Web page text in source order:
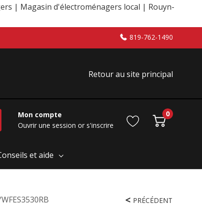
| Magasin d'électroménagers local | Rouyn-
819-762-1490
Retour au site principal
Mon compte
Ouvrir une session or s'inscrire
0
et aide
PRÉCÉDENT